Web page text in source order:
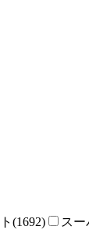
(1692)
スー